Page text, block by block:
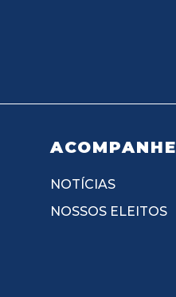
ACOMPANHE
NOTÍCIAS
NOSSOS ELEITOS